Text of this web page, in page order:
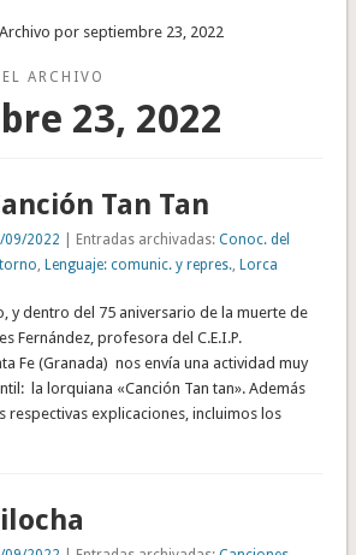
Archivo por septiembre 23, 2022
ARCHIVO
23, 2022
Tan Tan
09/2022 | Entradas archivadas:Conoc. del
,Lenguaje: comunic. y repres. ,Lorca
y dentro del 75 aniversario de la muerte de
Fernández, profesora del C.E.I.P.
Fe (Granada) nos envía una actividad muy
la lorquiana «Canción Tan tan». Además
respectivas explicaciones, incluimos los